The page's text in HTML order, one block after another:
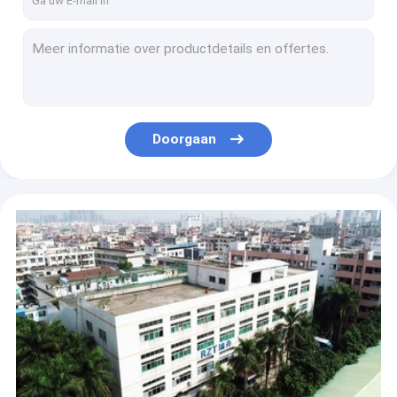
Het Mens/machine-interface ISO van de datumopslag/Ce-Certificatiemetaalmateriaal
Pneumatische Solderende Plooiende Machine 3000 PCs/Uur 1/3 faseert AC220V
Semi Automatische Terminal die Gedreven plooit Elektrisch van het Hulpmiddelhoge rendement
De gemakkelijke Vervangende Eind Plooiende Controle van de Machine Veranderlijke Frequentie
Super Stodde Kabel Plooiende Machine, Lichtgewicht Elektrische Plooiende Machine
Doorgaan